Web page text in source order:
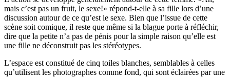
mais c’est pas un fruit, le sexe!» répond-t-elle à sa fille lors d’une
discussion autour de ce qu’est le sexe. Bien que l’issue de cette
scène soit comique, il reste que même si la blague porte à réfléchir,
dire que la petite n’a pas de pénis pour la simple raison qu’elle est
une fille ne déconstruit pas les stéréotypes.
L’espace est constitué de cinq toiles blanches, semblables à celles
qu’utilisent les photographes comme fond, qui sont éclairées par une